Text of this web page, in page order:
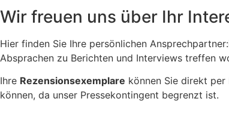
Wir freuen uns über Ihr
Hier finden Sie Ihre persönlichen
Absprachen zu Berichten und Interviews treffen
Ihre Rezensionsexemplare können Sie direkt
können, da unser Pressekontingent begrenzt ist.